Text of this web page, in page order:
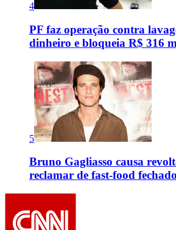
4
PF faz operação contra
dinheiro e bloqueia R$ 316
5
Bruno Gagliasso causa
reclamar de fast-food